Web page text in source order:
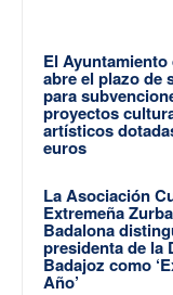
El Ayuntamiento
abre el plazo de
para
proyectos
artísticos
euros
La Asociación
Extremeña
Badalona
presidenta de la
Badajoz como
Año’